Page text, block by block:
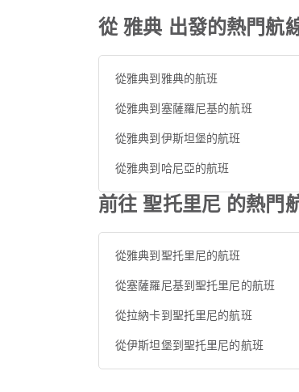
從 雅典 出發的熱門航
從雅典到雅典的航班
從雅典到塞薩羅尼基的航班
從雅典到伊斯坦堡的航班
從雅典到哈尼亞的航班
前往 聖托里尼 的熱門
從雅典到聖托里尼的航班
從塞薩羅尼基到聖托里尼的航班
從拉納卡到聖托里尼的航班
從伊斯坦堡到聖托里尼的航班